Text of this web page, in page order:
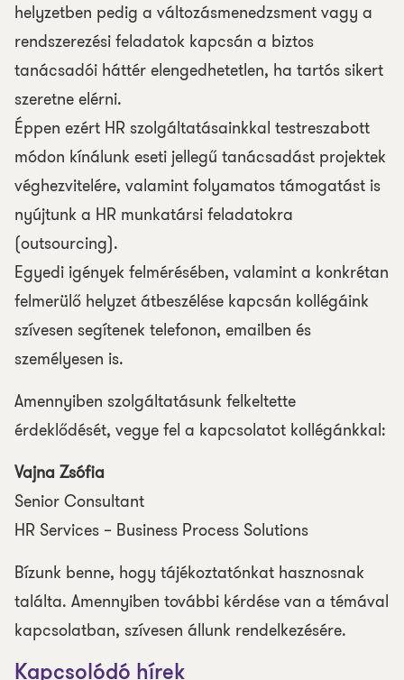
helyzetben pedig a változásmenedzsment vagy a
rendszerezési feladatok kapcsán a biztos
tanácsadói háttér elengedhetetlen, ha tartós sikert
szeretne elérni.
Éppen ezért HR szolgáltatásainkkal testreszabott
módon kínálunk eseti jellegű tanácsadást projektek
véghezvitelére, valamint folyamatos támogatást is
nyújtunk a HR munkatársi feladatokra
(outsourcing).
Egyedi igények felmérésében, valamint a konkrétan
felmerülő helyzet átbeszélése kapcsán kollégáink
szívesen segítenek telefonon, emailben és
személyesen is.
Amennyiben szolgáltatásunk felkeltette
érdeklődését, vegye fel a kapcsolatot kollégánkkal:
Vajna Zsófia
Senior Consultant
HR Services – Business Process Solutions
Bízunk benne, hogy tájékoztatónkat hasznosnak
találta. Amennyiben további kérdése van a témával
kapcsolatban, szívesen állunk rendelkezésére.
Kapcsolódó hírek